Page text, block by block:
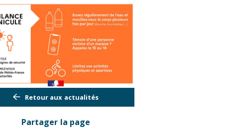
Retour aux actualités
Partager la page